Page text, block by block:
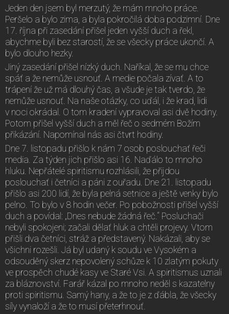
Jeden den jsem byl merzutý, že mám mnoho práce.
Peršelo a bylo zima, a byla pokročilá doba podzimní. Dne
17. října při zasedání přišel jeden vyšší duch a řekl,
abychme byli bez starostí, že se všecky práce ukončí. A
bylo dlouho hezky.
Jiný zasedání přišel nízký duch. Naříkal, že se mu chce
spáť a že nemůže usnouť. A medie počala zívať. A to
trápení že už má dlouhý čas, a všude je tak tverdo, že
nemůže usnouť. Na naše otázky, co uďál, i že krad, lidi
v noci okrádal. O tom kradení vypravoval asi dvě hodiny.
Potom přišel vyšší duch a měl řeč o sedmém Božím
přikázání. Napomínal nás asi čtvrt hodiny.
Dne 7. listopadu přišlo k nám 7 osob poslouchať řeči
media. Za týden jich přišlo asi 16. Naďálo to mnoho
hluku. Nepřátelé spiritismu rozhlásili, že přijdou
poslouchať i četníci a páni z ouřadu. Dne 21. listopadu
přišlo asi 200 lidí, že byla pelná setnice a ještě venky bylo
pelno. To bylo v 8 hodin večer. Po pobožnosti přišel vyšší
duch a povídal: „Dnes nebude žádná řeč.“ Posluchači
nebyli spokojeni; začali dělať hluk a chtěli projevy. Vtom
přišli dva četníci, stráž a představený. Nakázali, aby se
všichni rozešli. Já byl udaný k soudu ve Vysokém a
odsouděný skerz nepovolený schůze k 10 zlatým pokuty
ve prospěch chudé kasy ve Staré Vsi. A spiritismus uznali
za bláznovství. Farář kázal po mnoho neděl s kazatelny
proti spiritismu. Samý hany, a že to je z ďábla, že všecky
síly vynaloží a že to musí přeterhnouť.